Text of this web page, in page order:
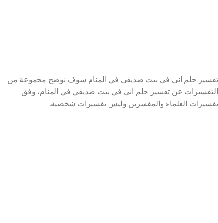
تفسير حلم اني في بيت صديقي في المنام سوف نوضح مجموعة من
التفسيرات عن تفسير حلم اني في بيت صديقي في المنام، وفق
تفسيرات العلماء والمفسرين وليس تفسيرات شخصية.